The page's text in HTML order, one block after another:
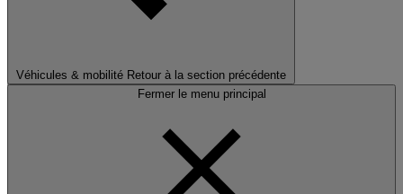
Véhicules & mobilité Retour à la section précédente
Fermer le menu principal